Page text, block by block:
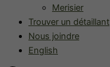
Merisier
Trouver un détaillant
Nous joindre
English